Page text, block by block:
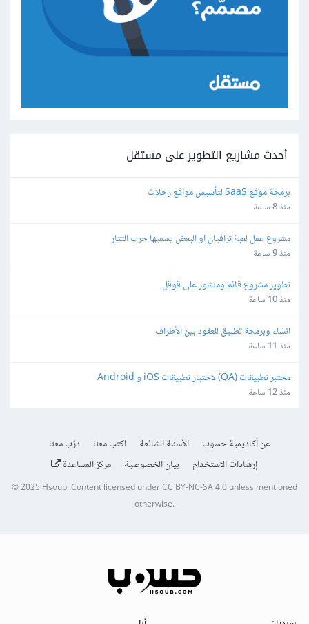
أحدث مشاريع التطوير على مستقل
برمجة موقع SaaS لتأسيس مواقع رحلات
منذ 8 ساعة
مشروع عمل لعبة ترافيان او البعض يسميها حرب التتار
منذ 9 ساعة
تطوير مشروع قائم ومنشور على قوقل
منذ 10 ساعة
انشاء وبرمجة تطبيق للعقود بين الأطراف
منذ 11 ساعة
مختبر تطبيقات (QA) لاختبار تطبيقات iOS و Android
منذ 12 ساعة
عن أكاديمية حسوب الأسئلة الشائعة اكتب معنا
درّب معنا
إرشادات الاستخدام
بيان الخصوصية مركز المساعدة
© 2025 Hsoub.Content licensed underCC BY-NC-SA 4.0unless mentioned
otherwise.